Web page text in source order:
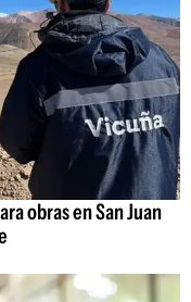
obras en San Juan